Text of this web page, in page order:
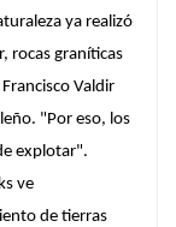
ya realizó
rocas graníticas
Valdir
"Por eso, los
explotar".
ve
de tierras